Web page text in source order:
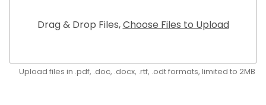
Drag & Drop Files,Choose Files to Upload
Upload files in .pdf, .doc, .docx, .rtf, .odt formats, limited to 2MB